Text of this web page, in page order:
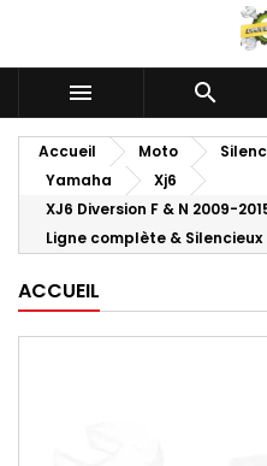
 
Accueil Moto
Yamaha
Xj6
XJ6 Diversion F & N 2009-
Ligne complète & Silencieux
ACCUEIL